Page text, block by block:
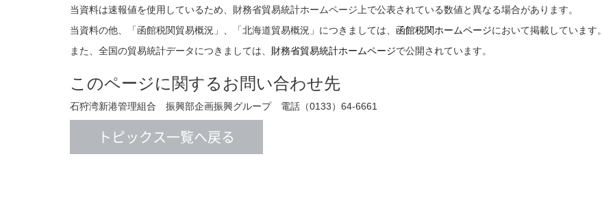
当資料は速報値を使用しているため、財務省貿易統計ホームページ上で公表されている数値と異なる場合があります。
当資料の他、「函館税関貿易概況」、「北海道貿易概況」につきましては、 函館税関ホームページにおいて掲載しています。
また、全国の貿易統計データにつきましては、 財務省貿易統計ホームページで公開されています。
このページに関するお問い合わせ先
石狩湾新港管理組合 振興部企画振興グループ 電話（0133）64-6661
トピックス一覧へ戻る